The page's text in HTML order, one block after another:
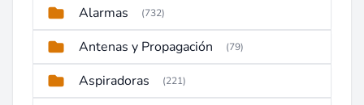
Alarmas (732)
Antenas y Propagación (79)
Aspiradoras (221)